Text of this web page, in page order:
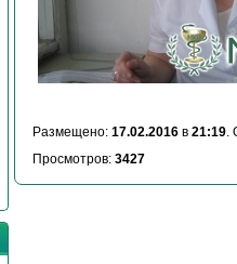
Размещено: 17.02.2016 в 21:19
Просмотров: 3427